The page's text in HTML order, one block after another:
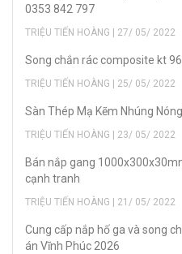
0353 842 797
TRIỆU TIẾN HOÀNG | 27/ 05/ 2022
Song chắn rác composite kt
TRIỆU TIẾN HOÀNG | 25/ 05/ 2022
Sàn Thép Mạ Kẽm Nhúng
TRIỆU TIẾN HOÀNG | 23/ 05/ 2022
Bán nắp gang
cạnh tranh
TRIỆU TIẾN HOÀNG | 21/ 05/ 2022
Cung cấp nắp hố ga và song
án Vĩnh Phúc 2026